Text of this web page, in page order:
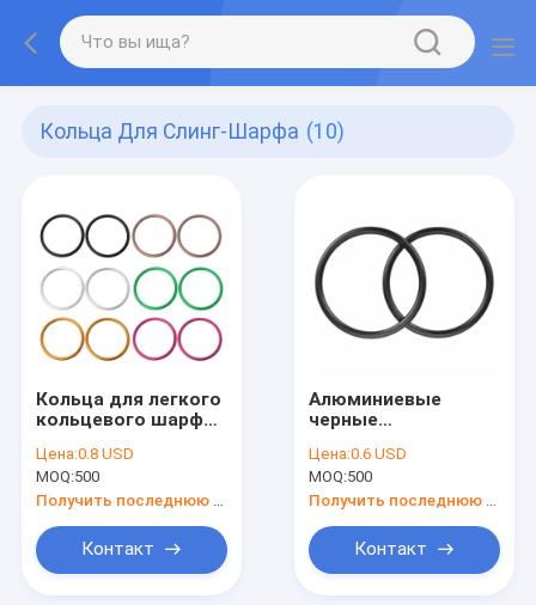
Кольца Для Слинг-Шарфа (10)
Кольца для легкого
кольцевого шарфа
младенцев весом
до 15 кг
Цена:0.8 USD
MOQ:500
Контакт
Алюминиевые
черные
кольца для шлингов
Цена:0.6 USD
MOQ:500
Контакт